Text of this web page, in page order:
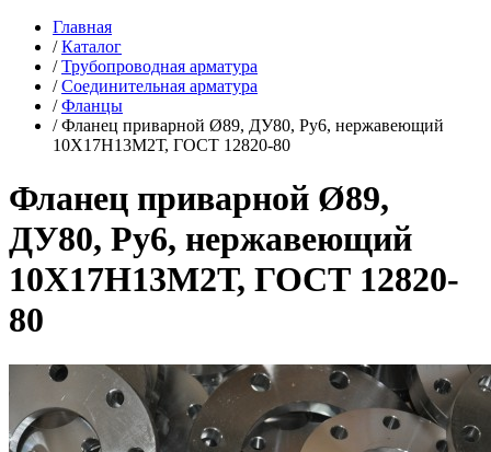
Главная
/ Каталог
/ Трубопроводная арматура
/ Соединительная арматура
/ Фланцы
/ Фланец приварной Ø89, ДУ80, Ру6, нержавеющий
10Х17Н13М2Т, ГОСТ 12820-80
Фланец приварной Ø89,
ДУ80, Ру6, нержавеющий
10Х17Н13М2Т, ГОСТ 12820-
80